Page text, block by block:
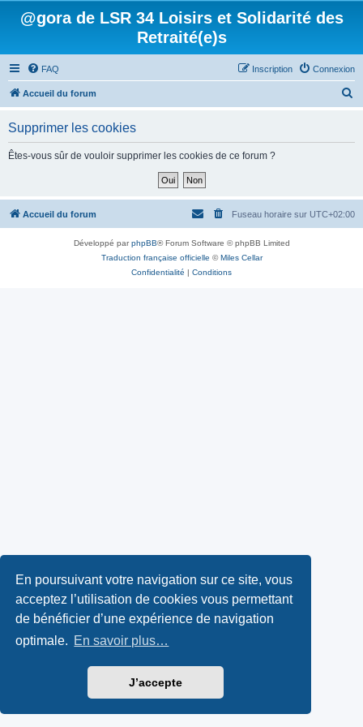
En poursuivant votre navigation sur ce site, vous
acceptez l’utilisation de cookies vous permettant
de bénéficier d’une expérience de navigation
optimale. En savoir plus…
J’accepte
@gora de LSR 34 Loisirs et Solidarité des
Retraité(e)s
FAQ Connexion
Inscription
Accueil du forum
h
Supprimer les cookies
Êtes-vous sûr de vouloir supprimer les cookies de ce forum ?
Accueil du forum Fuseau horaire sur UTC+02:00
Développé parphpBB® Forum Software © phpBB Limited
Traduction française officielle ©Miles Cellar
Confidentialité | Conditions